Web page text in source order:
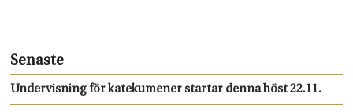
Senaste
Undervisning för katekumener startar denna höst 22.11.